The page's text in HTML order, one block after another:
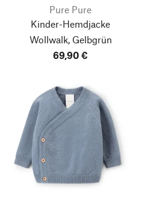
Pure Pure
Kinder-Hemdjacke
Wollwalk, Gelbgrün
69,90 €